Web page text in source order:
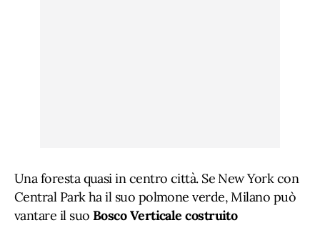
Una foresta quasi in centro città. Se New York con
Central Park ha il suo polmone verde, Milano può
vantare il suo Bosco Verticale costruito